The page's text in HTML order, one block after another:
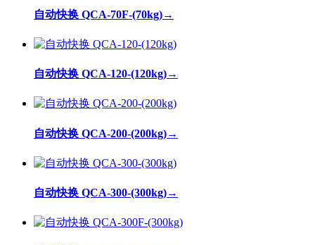
自动快换 QCA-70F-(70kg)→
自动快换 QCA-120-(120kg)→
自动快换 QCA-200-(200kg)→
自动快换 QCA-300-(300kg)→